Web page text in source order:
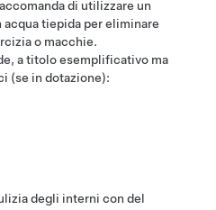
di utilizzare un
tiepida per eliminare
o macchie.
a titolo esemplificativo ma
(se in dotazione):
degli interni con del